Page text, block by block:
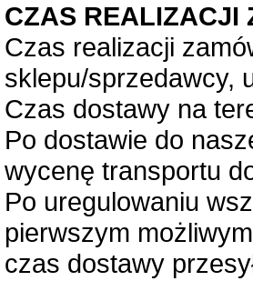
CZAS REALIZACJI
Czas realizacji
sklepu/sprzedawcy,
Czas dostawy na
Po dostawie do
wycenę transportu
Po uregulowaniu
pierwszym
czas dostawy